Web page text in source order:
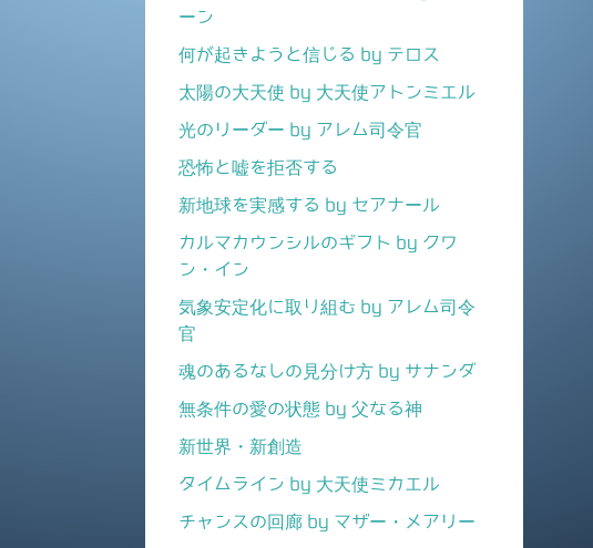
ーン
何が起きようと信じる by テロス
太陽の大天使 by 大天使アトンミエル
光のリーダー by アレム司令官
恐怖と嘘を拒否する
新地球を実感する by セアナール
カルマカウンシルのギフト by クワ
ン・イン
気象安定化に取り組む by アレム司令
官
魂のあるなしの見分け方 by サナンダ
無条件の愛の状態 by 父なる神
新世界・新創造
タイムライン by 大天使ミカエル
チャンスの回廊 by マザー・メアリー